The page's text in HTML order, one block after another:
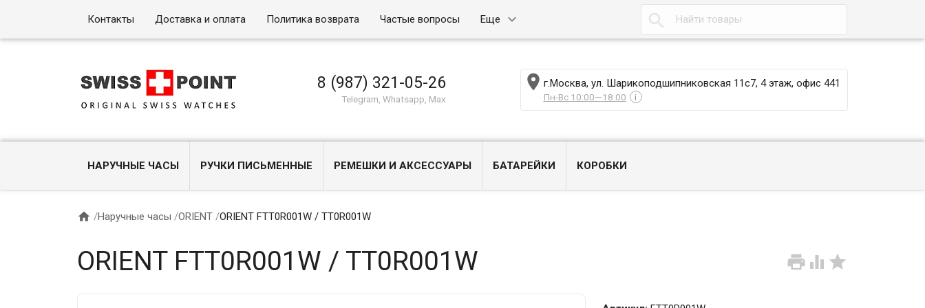
Контакты Доставка и оплата Политика возврата Частые вопросы Еще 
8 (987) 321-05-26
Telegram, Whatsapp, Max
 г.Москва, ул. Шарикоподшипниковская 11с7, 4 этаж, офис 441
Пн-Вс 10:00—18:00 i
НАРУЧНЫЕ ЧАСЫ РУЧКИ ПИСЬМЕННЫЕ РЕМЕШКИ И АКСЕССУАРЫ БАТАРЕЙКИ КОРОБКИ
 /Наручные часы /ORIENT /ORIENT FTT0R001W / TT0R001W
  
ORIENT FTT0R001W / TT0R001W